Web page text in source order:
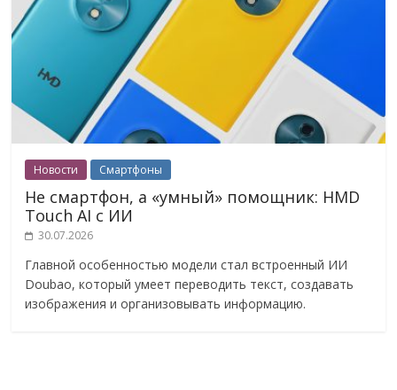
Новости Смартфоны
Не смартфон, а «умный» помощник: HMD
Touch AI с ИИ
30.07.2026
Главной особенностью модели стал встроенный ИИ
Doubao, который умеет переводить текст, создавать
изображения и организовывать информацию.